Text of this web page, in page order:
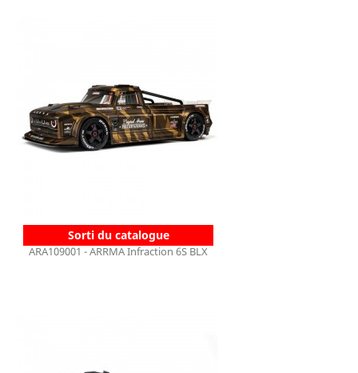
Sorti du catalogue
ARA109001 - ARRMA Infraction 6S BLX